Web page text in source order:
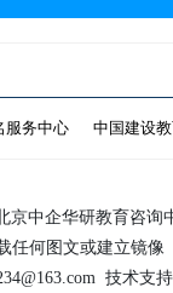
服务中心 中国建设
京中企华研教育咨
任何图文或建立镜像
技术支持